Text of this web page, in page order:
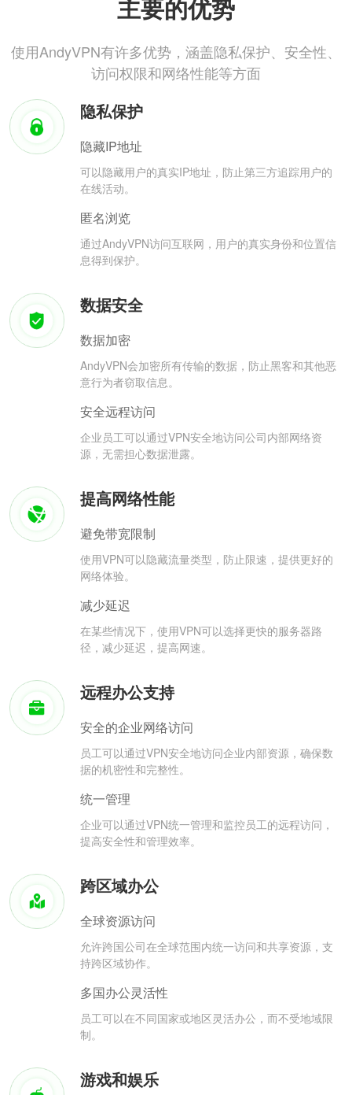
主要的优势
使用AndyVPN有许多优势，涵盖隐私保护、安全性、
访问权限和网络性能等方面
隐私保护
隐藏IP地址
可以隐藏用户的真实IP地址，防止第三方追踪用户的
在线活动。
匿名浏览
通过AndyVPN访问互联网，用户的真实身份和位置信
息得到保护。
数据安全
数据加密
AndyVPN会加密所有传输的数据，防止黑客和其他恶
意行为者窃取信息。
安全远程访问
企业员工可以通过VPN安全地访问公司内部网络资
源，无需担心数据泄露。
提高网络性能
避免带宽限制
使用VPN可以隐藏流量类型，防止限速，提供更好的
网络体验。
减少延迟
在某些情况下，使用VPN可以选择更快的服务器路
径，减少延迟，提高网速。
远程办公支持
安全的企业网络访问
员工可以通过VPN安全地访问企业内部资源，确保数
据的机密性和完整性。
统一管理
企业可以通过VPN统一管理和监控员工的远程访问，
提高安全性和管理效率。
跨区域办公
全球资源访问
允许跨国公司在全球范围内统一访问和共享资源，支
持跨区域协作。
多国办公灵活性
员工可以在不同国家或地区灵活办公，而不受地域限
制。
游戏和娱乐